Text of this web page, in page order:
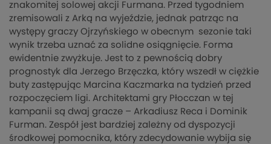
znakomitej solowej akcji Furmana. Przed tygodniem
zremisowali z Arką na wyjeździe, jednak patrząc na
występy graczy Ojrzyńskiego w obecnym sezonie taki
wynik trzeba uznać za solidne osiągnięcie. Forma
ewidentnie zwyżkuje. Jest to z pewnością dobry
prognostyk dla Jerzego Brzęczka, który wszedł w ciężkie
buty zastępując Marcina Kaczmarka na tydzień przed
rozpoczęciem ligi. Architektami gry Płocczan w tej
kampanii są dwaj gracze – Arkadiusz Reca i Dominik
Furman. Zespół jest bardziej zależny od dyspozycji
środkowej pomocnika, który zdecydowanie wybija się